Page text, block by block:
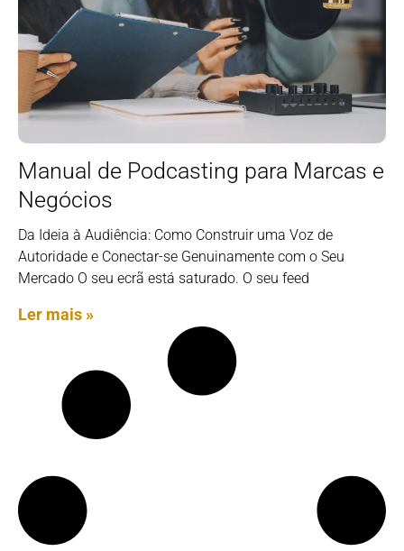
Manual de Podcasting para Marcas e
Negócios
Da Ideia à Audiência: Como Construir uma Voz de
Autoridade e Conectar-se Genuinamente com o Seu
Mercado O seu ecrã está saturado. O seu feed
Ler mais »